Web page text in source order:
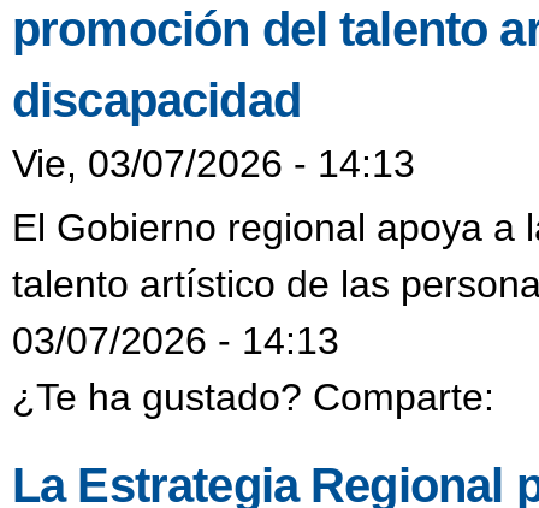
promoción del talento
discapacidad
Vie, 03/07/2026 - 14:13
El Gobierno regional apoya a
talento artístico de las
03/07/2026 - 14:13
¿Te ha gustado? Comparte:
La Estrategia Regional